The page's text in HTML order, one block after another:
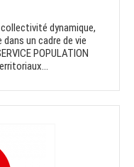
dynamique,
un cadre de vie
POPULATION